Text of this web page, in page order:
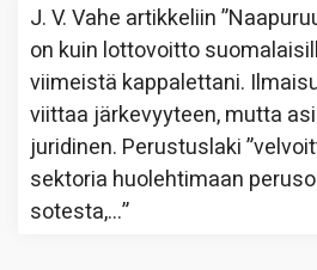
J. V. Vahe artikkeliin
on kuin lottovoitto
viimeistä kappalettani.
viittaa järkevyyteen, mutta
juridinen. Perustuslaki
sektoria huolehtimaan
sotesta,…”